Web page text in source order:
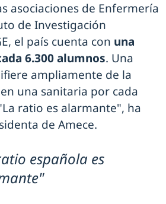
asociaciones de Enfermería
de Investigación
el país cuenta con una
6.300 alumnos. Una
ampliamente de la
una sanitaria por cada
ratio es alarmante", ha
de Amece.
española es